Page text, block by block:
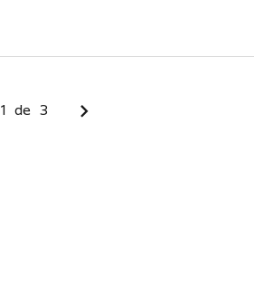
1 de 3